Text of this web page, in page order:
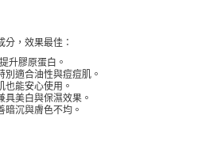
分，效果最佳：
升膠原蛋白。
別適合油性與痘痘肌。
也能安心使用。
具美白與保濕效果。
暗沉與膚色不均。